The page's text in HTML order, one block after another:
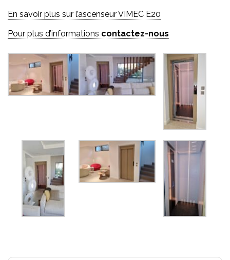
En savoir plus sur l’ascenseur VIMEC E20
Pour plus d’informations contactez-nous